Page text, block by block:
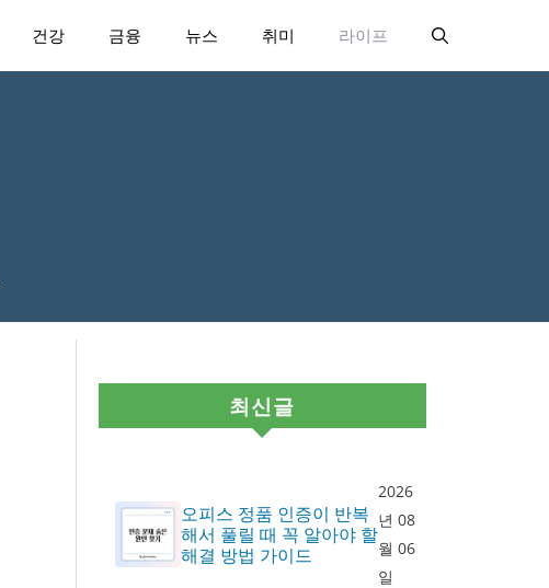
건강 금융 뉴스 취미 라이프
최신글
오피스 정품 인증이 반복
해서 풀릴 때 꼭 알아야 할
해결 방법 가이드
2026
년 08
월 06
일